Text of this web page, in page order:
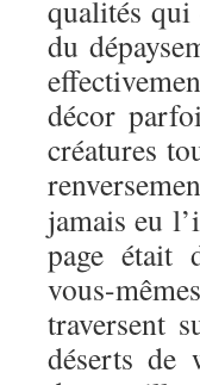
qualités
du
décor
créatures
jamais eu
page était
vous-
traversent
déserts de